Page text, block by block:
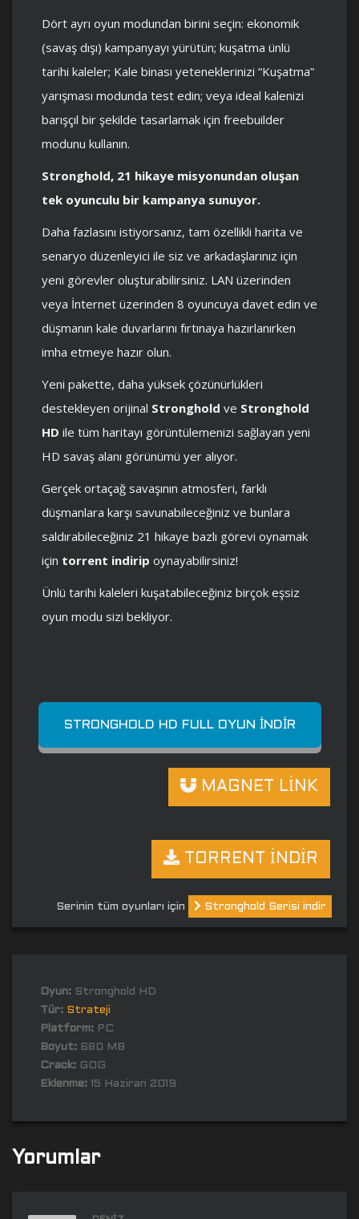
Dört ayrı oyun modundan birini seçin: ekonomik
(savaş dışı) kampanyayı yürütün; kuşatma ünlü
tarihi kaleler; Kale binası yeteneklerinizi “Kuşatma”
yarışması modunda test edin; veya ideal kalenizi
barışçıl bir şekilde tasarlamak için freebuilder
modunu kullanın.
Stronghold, 21 hikaye misyonundan oluşan
tek oyunculu bir kampanya sunuyor.
Daha fazlasını istiyorsanız, tam özellikli harita ve
senaryo düzenleyici ile siz ve arkadaşlarınız için
yeni görevler oluşturabilirsiniz. LAN üzerinden
veya İnternet üzerinden 8 oyuncuya davet edin ve
düşmanın kale duvarlarını fırtınaya hazırlanırken
imha etmeye hazır olun.
Yeni pakette, daha yüksek çözünürlükleri
destekleyen orijinal Stronghold ve Stronghold
HD ile tüm haritayı görüntülemenizi sağlayan yeni
HD savaş alanı görünümü yer alıyor.
Gerçek ortaçağ savaşının atmosferi, farklı
düşmanlara karşı savunabileceğiniz ve bunlara
saldırabileceğiniz 21 hikaye bazlı görevi oynamak
için torrent indirip oynayabilirsiniz!
Ünlü tarihi kaleleri kuşatabileceğiniz birçok eşsiz
oyun modu sizi bekliyor.
STRONGHOLD HD FULL OYUN İNDIR
MAGNET LİNK
TORRENT İNDİR
Serinin tüm oyunları için Stronghold Serisi indir
Oyun: Stronghold HD
Tür: Strateji
Platform: PC
Boyut: 680 MB
Crack: GOG
Eklenme: 15 Haziran 2019
Yorumlar